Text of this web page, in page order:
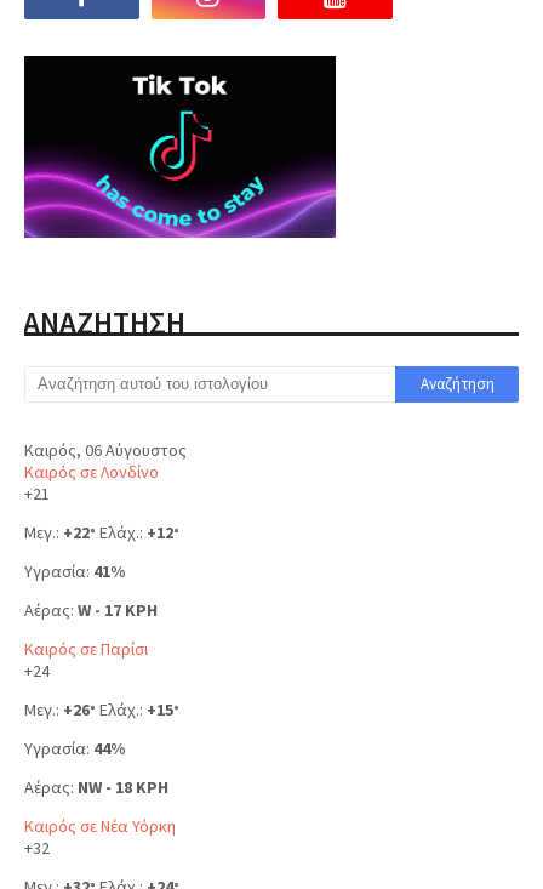
ΑΝΑΖΗΤΗΣΗ
Καιρός, 06 Αύγουστος
Καιρός σε Λονδίνο
+21
Μεγ.: +22° Ελάχ.: +12°
Υγρασία: 41%
Αέρας: W - 17 KPH
Καιρός σε Παρίσι
+24
Μεγ.: +26° Ελάχ.: +15°
Υγρασία: 44%
Αέρας: NW - 18 KPH
Καιρός σε Νέα Υόρκη
+32